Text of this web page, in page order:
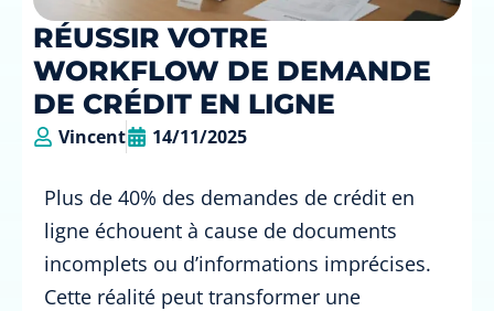
RÉUSSIR VOTRE
WORKFLOW DE DEMANDE
DE CRÉDIT EN LIGNE
Vincent 14/11/2025
Plus de 40% des demandes de crédit en
ligne échouent à cause de documents
incomplets ou d’informations imprécises.
Cette réalité peut transformer une